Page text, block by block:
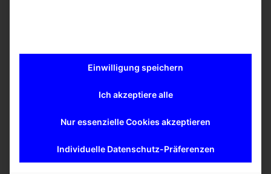
Einwilligung speichern
Ich akzeptiere alle
Nur essenzielle Cookies akzeptieren
Individuelle Datenschutz-Präferenzen